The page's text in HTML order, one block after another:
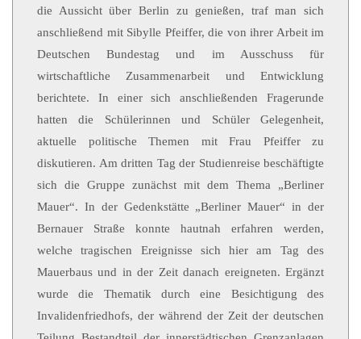
die Aussicht über Berlin zu genießen, traf man sich
anschließend mit Sibylle Pfeiffer, die von ihrer Arbeit im
Deutschen Bundestag und im Ausschuss für
wirtschaftliche Zusammenarbeit und Entwicklung
berichtete. In einer sich anschließenden Fragerunde
hatten die Schülerinnen und Schüler Gelegenheit,
aktuelle politische Themen mit Frau Pfeiffer zu
diskutieren. Am dritten Tag der Studienreise beschäftigte
sich die Gruppe zunächst mit dem Thema „Berliner
Mauer“. In der Gedenkstätte „Berliner Mauer“ in der
Bernauer Straße konnte hautnah erfahren werden,
welche tragischen Ereignisse sich hier am Tag des
Mauerbaus und in der Zeit danach ereigneten. Ergänzt
wurde die Thematik durch eine Besichtigung des
Invalidenfriedhofs, der während der Zeit der deutschen